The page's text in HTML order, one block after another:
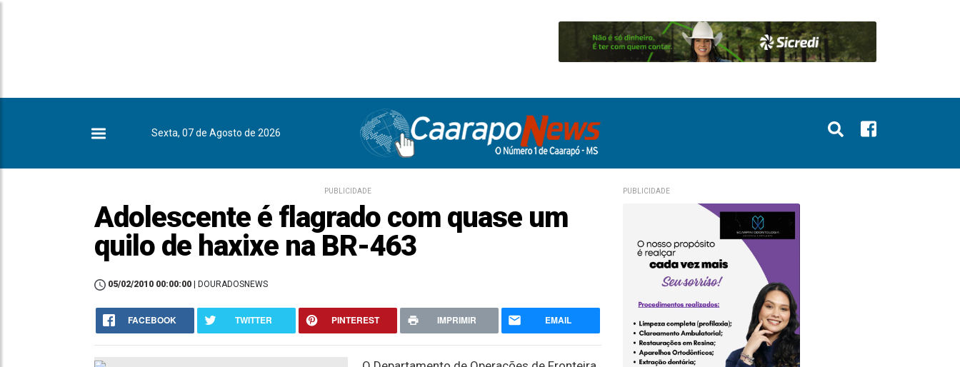
Sexta, 07 de Agosto de 2026
PUBLICIDADE
Adolescente é flagrado com quase um
quilo de haxixe na BR-463
05/02/2010 00:00:00 | DOURADOSNEWS
FACEBOOK TWITTER PINTEREST IMPRIMIR EMAIL
PUBLICIDADE